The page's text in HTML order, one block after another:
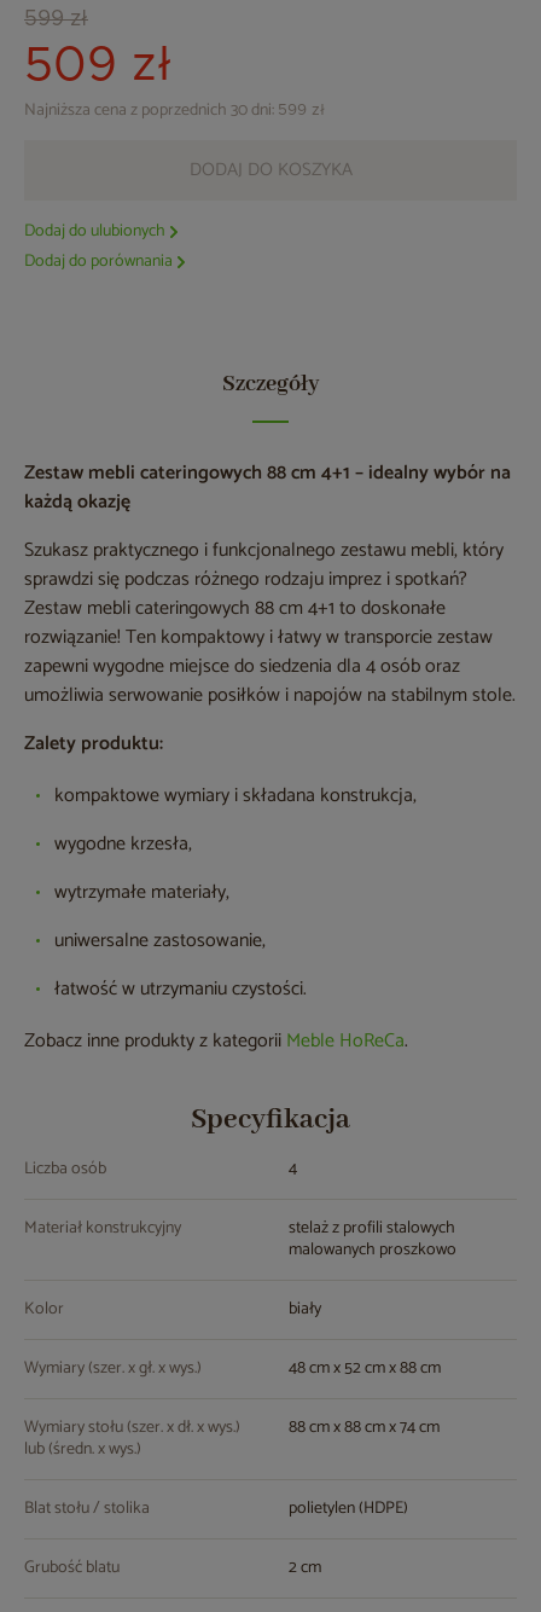
599 zł
509 zł
Najniższa cena z poprzednich 30 dni: 599 zł
DODAJ DO KOSZYKA
Dodaj do ulubionych
Dodaj do porównania
Szczegóły
Zestaw mebli cateringowych 88 cm 4+1 – idealny wybór na
każdą okazję
Szukasz praktycznego i funkcjonalnego zestawu mebli, który
sprawdzi się podczas różnego rodzaju imprez i spotkań?
Zestaw mebli cateringowych 88 cm 4+1 to doskonałe
rozwiązanie! Ten kompaktowy i łatwy w transporcie zestaw
zapewni wygodne miejsce do siedzenia dla 4 osób oraz
umożliwia serwowanie posiłków i napojów na stabilnym stole.
Zalety produktu:
kompaktowe wymiary i składana konstrukcja,
wygodne krzesła,
wytrzymałe materiały,
uniwersalne zastosowanie,
łatwość w utrzymaniu czystości.
Zobacz inne produkty z kategoriiMeble HoReCa.
Specyfikacja
Liczba osób 4
Materiał konstrukcyjny stelaż z profili stalowych
malowanych proszkowo
Kolor biały
Wymiary (szer. x gł. x wys.) 48 cm x 52 cm x 88 cm
Wymiary stołu (szer. x dł. x wys.)
lub (średn. x wys.)
88 cm x 88 cm x 74 cm
Blat stołu / stolika polietylen (HDPE)
Grubość blatu 2 cm